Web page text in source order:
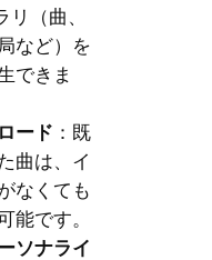
（曲、
など）を
できま
ード ：既
曲は、イ
なくても
能です。
ソナライ